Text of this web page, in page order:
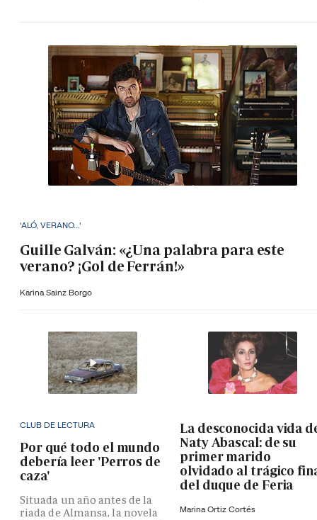
'ALÓ, VERANO...'
Guille Galván: «¿Una palabra para este
verano? ¡Gol de Ferrán!»
Karina Sainz Borgo
CLUB DE LECTURA
Por qué todo el mundo
debería leer 'Perros de
caza'
Situada un año antes de la
riada de Almansa, la novela
La desconocida vida
Naty Abascal: de su
primer marido
olvidado al trágico
del duque de Feria
Marina Ortiz Cortés